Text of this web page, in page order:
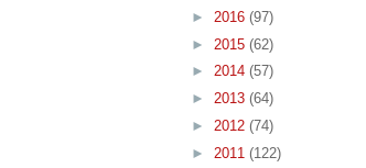
► 2016 (97)
► 2015 (62)
► 2014 (57)
► 2013 (64)
► 2012 (74)
► 2011 (122)